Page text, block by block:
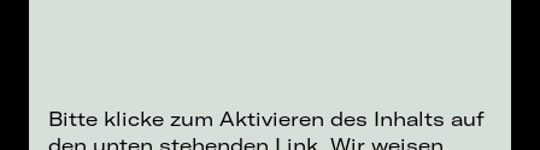
Bitte klicke zum Aktivieren des Inhalts auf
den unten stehenden Link. Wir weisen